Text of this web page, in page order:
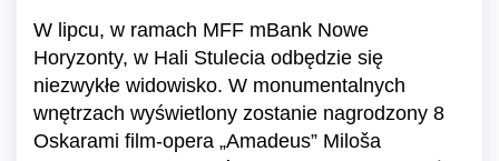
W lipcu, w ramach MFF mBank Nowe
Horyzonty, w Hali Stulecia odbędzie się
niezwykłe widowisko. W monumentalnych
wnętrzach wyświetlony zostanie nagrodzony 8
Oskarami film-opera „Amadeus” Miloša